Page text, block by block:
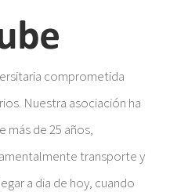
comprometida
Nuestra asociación ha
más de 25 años,
transporte y
a dia de hoy, cuando